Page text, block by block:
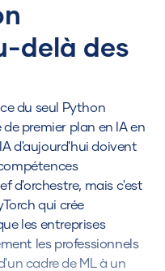
delà des
du seul Python
premier plan en IA en
d'aujourd'hui doivent
d'orchestre, mais c'est
qui crée
les entreprises
les professionnels
cadre de ML à un